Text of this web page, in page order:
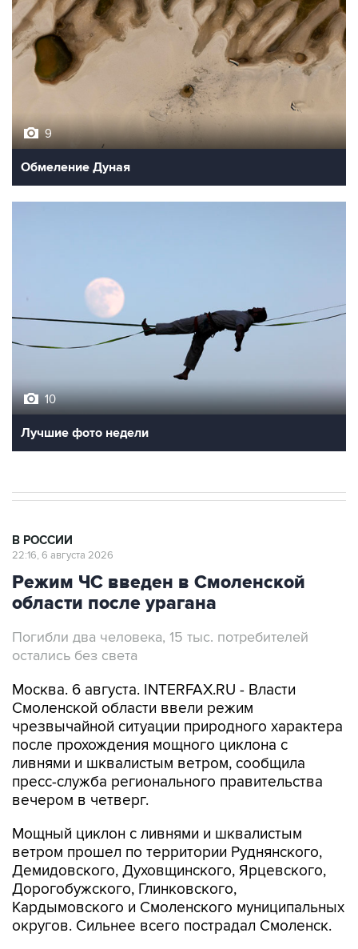
9
Обмеление Дуная
10
Лучшие фото недели
В РОССИИ
22:16, 6 августа 2026
Режим ЧС введен в Смоленской
области после урагана
Погибли два человека, 15 тыс. потребителей
остались без света
Москва. 6 августа. INTERFAX.RU - Власти
Смоленской области ввели режим
чрезвычайной ситуации природного характера
после прохождения мощного циклона с
ливнями и шквалистым ветром, сообщила
пресс-служба регионального правительства
вечером в четверг.
Мощный циклон с ливнями и шквалистым
ветром прошел по территории Руднянского,
Демидовского, Духовщинского, Ярцевского,
Дорогобужского, Глинковского,
Кардымовского и Смоленского муниципальных
округов. Сильнее всего пострадал Смоленск.